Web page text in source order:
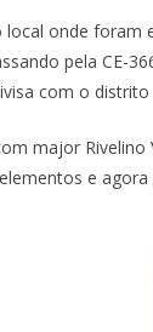
local onde foram
pela CE-
com o
major Rivelino
e